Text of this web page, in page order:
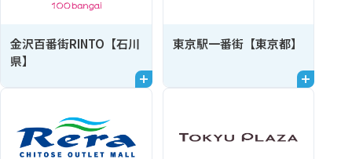
金沢百番街RINTO【石川
県】
東京駅一番街【東京都】